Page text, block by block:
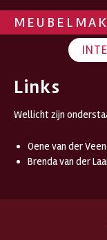
Links
Wellicht zijn
Oene van der
Brenda van der